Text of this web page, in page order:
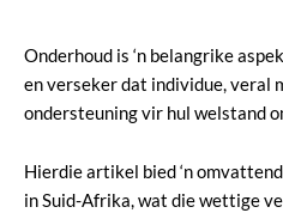
Onderhoud is ‘n belangrike
en verseker dat individue, veral
ondersteuning vir hul welstand
Hierdie artikel bied ‘n
in Suid-Afrika, wat die wettige